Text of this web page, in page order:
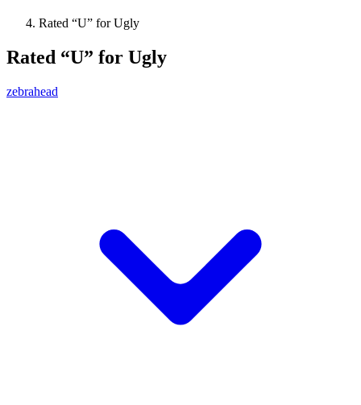
Rated “U” for Ugly
Rated “U” for Ugly
zebrahead